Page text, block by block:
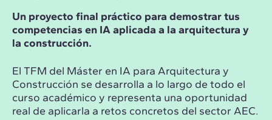
Un proyecto final práctico para demostrar tus
competencias en IA aplicada a la arquitectura y
la construcción.
El TFM del Máster en IA para Arquitectura y
Construcción se desarrolla a lo largo de todo el
curso académico y representa una oportunidad
real de aplicarla a retos concretos del sector AEC.